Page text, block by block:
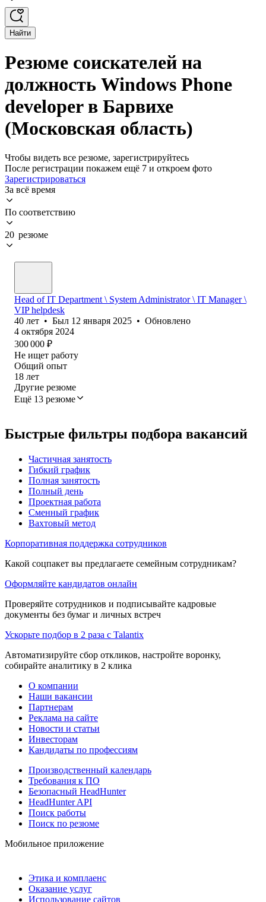
Найти
Резюме соискателей на
должность Windows Phone
developer в Барвихе
(Московская область)
Чтобы видеть все резюме, зарегистрируйтесь
После регистрации покажем ещё 7 и откроем фото
Зарегистрироваться
За всё время
По соответствию
20 резюме
Head of IT Department \ System Administrator \ IT Manager \
VIP helpdesk
40 лет • Был 12 января 2025 • Обновлено
4 октября 2024
300 000 ₽
Не ищет работу
Общий опыт
18 лет
Другие резюме
Ещё 13 резюме
Быстрые фильтры подбора вакансий
Частичная занятость
Гибкий график
Полная занятость
Полный день
Проектная работа
Сменный график
Вахтовый метод
Корпоративная поддержка сотрудников
Какой соцпакет вы предлагаете семейным сотрудникам?
Оформляйте кандидатов онлайн
Проверяйте сотрудников и подписывайте кадровые
документы без бумаг и личных встреч
Ускорьте подбор в 2 раза с Talantix
Автоматизируйте сбор откликов, настройте воронку,
собирайте аналитику в 2 клика
О компании
Наши вакансии
Партнерам
Реклама на сайте
Новости и статьи
Инвесторам
Кандидаты по профессиям
Производственный календарь
Требования к ПО
Безопасный HeadHunter
HeadHunter API
Поиск работы
Поиск по резюме
Мобильное приложение
Этика и комплаенс
Оказание услуг
Использование сайтов